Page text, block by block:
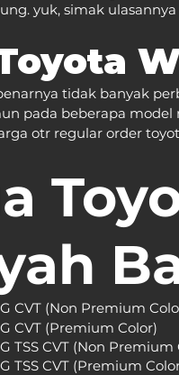
yuk, simak
tidak banyak
pada beberapa
otr regular order